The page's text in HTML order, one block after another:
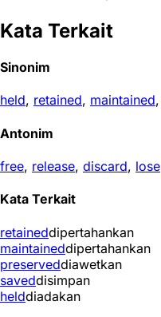
Kata Terkait
Sinonim
held, retained, maintained,
Antonim
free, release, discard, lose
Kata Terkait
retaineddipertahankan
maintaineddipertahankan
preserveddiawetkan
saveddisimpan
helddiadakan